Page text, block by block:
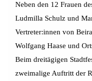
Neben den 12 Frauen
Ludmilla Schulz und
Vertreter:innen von
Wolfgang Haase und
Beim dreitägigen
zweimalige Auftritt der